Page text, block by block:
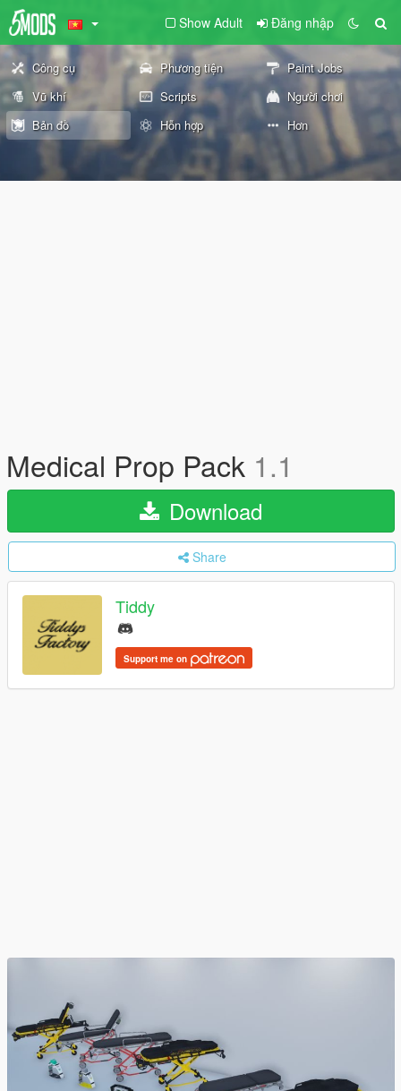
Show Adult Đăng nhập
Công cụ Phương tiện
Paint Jobs
Vũ khí
Scripts
Người chơi
Bản đồ
Hỗn hợp Hơn
Medical Prop Pack 1.1
Download
Share
Tiddy
Support me on